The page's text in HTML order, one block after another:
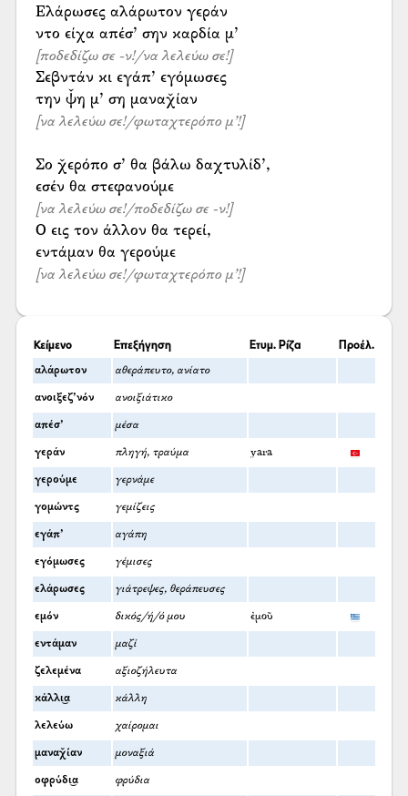
Ελάρωσες αλάρωτον γεράν
[ποδεδίζω σε -ν!/να λελεύω σε!]
Σεβντάν κι εγάπ’ εγόμωσες
[να λελεύω σε!/φωταχτερόπο μ’!]
Σο χ̌ερόπο σ’ θα βάλω δαχτυλίδ’,
εσέν θα στεφανούμε
[να λελεύω σε!/ποδεδίζω σε -ν!]
Ο εις τον άλλον θα τερεί,
εντάμαν θα γερούμε
[να λελεύω σε!/φωταχτερόπο μ’!]
Κείμενο Επεξήγηση Ετυμ. Ρίζα Προέλ.
αλάρωτον αθεράπευτο, ανίατο
ανοιξεζ’νόν ανοιξιάτικο
απέσ’ μέσα
γεράν πληγή, τραύμα yara
γερούμε γερνάμε
γομώντς γεμίζεις
εγάπ’ αγάπη
εγόμωσες γέμισες
ελάρωσες γιάτρεψες, θεράπευσες
εμόν δικός/ή/ό μου ἐμοῦ
εντάμαν μαζί
ζελεμένα αξιοζήλευτα
κάλλι͜α κάλλη
λελεύω χαίρομαι
μαναχ̌ίαν μοναξιά
οφρύδι͜α φρύδια